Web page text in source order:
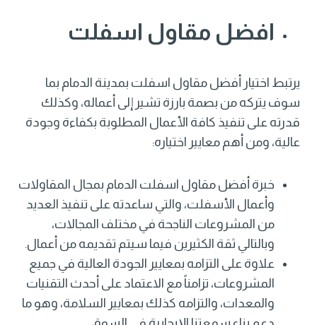
افضل مقاول اسفلت
يرتبط اختيار أفضل مقاول اسفلت بمدينة الدمام بما
سوف يتركه من بصمة بارزة تشير إلى أعماله، وكذلك
قدرته على تنفيذ كافة الأعمال المطلوبة بكفاءة وجودة
عالية، ومن أهم معايير اختياره:
خبرة أفضل مقاول اسفلت الدمام بمجال المقاولات
وأعمال الأسفلت، والتي ساعدته على تنفيذ العديد
من المشروعات الناجحة في مختلف المجالات،
وبالتالي ثقة الكثيرين فيما سيتم تقديمه من أعمال.
علاوة على التزامه بمعايير الجودة العالية في جميع
المشروعات، تزامناً مع الاعتماد على أحدث التقنيات
والمعدات، والتزامه كذلك بمعايير السلامة، وهو ما